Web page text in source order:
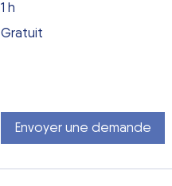
1 h
Gratuit
Envoyer une demande